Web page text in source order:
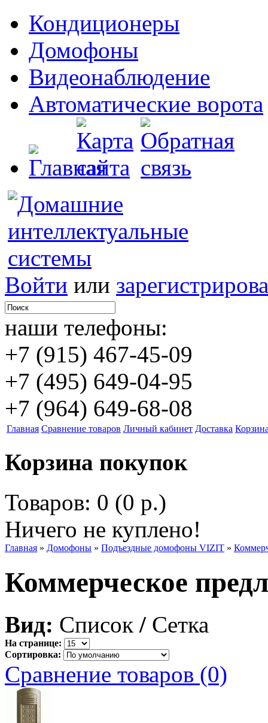
Кондиционеры
Домофоны
Видеонаблюдение
Автоматические ворота
Войти или
наши телефоны:
+7 (915) 467-45-09
+7 (495) 649-04-95
+7 (964) 649-68-08
Главная Сравнение товаров Личный кабинет Доставка
Корзина покупок
Товаров: 0 (0 р.)
Ничего не куплено!
Главная » Домофоны » Подъездные домофоны VIZIT »
Коммерческое
Вид: Список / Сетка
На странице:
Сортировка:
Сравнение товаров (0)